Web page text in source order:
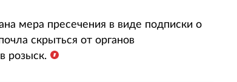
мера пресечения в виде подписки о
скрыться от органов
розыск.